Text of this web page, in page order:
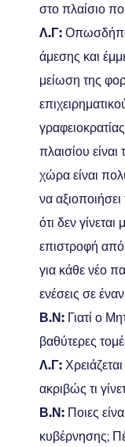
στο πλαίσιο
Λ.Γ:
άμεσης και
μείωση της
πλαισίου
χώρα είναι
να
ότι δεν
επιστροφή
για κάθε νέο
ενέσεις σε
Β.Ν: Γιατί ο
βαθύτερες
Λ.Γ:
ακριβώς τι
Β.Ν: Ποιες
κυβέρνησης;